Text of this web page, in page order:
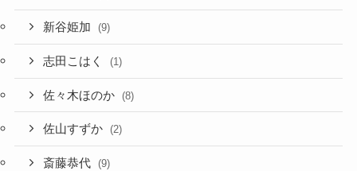
新谷姫加 (9)
志田こはく (1)
佐々木ほのか (8)
佐山すずか (2)
斎藤恭代 (9)